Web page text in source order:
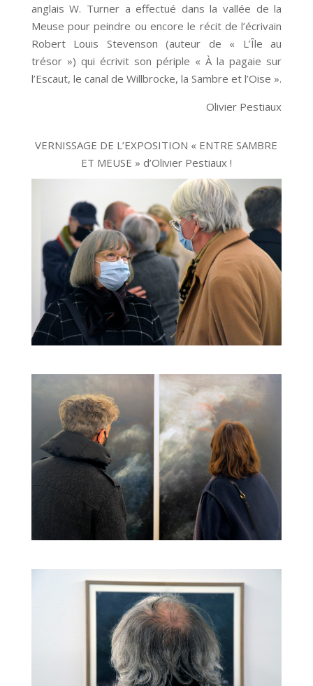
anglais W. Turner a effectué dans la vallée de la
Meuse pour peindre ou encore le récit de l’écrivain
Robert Louis Stevenson (auteur de « L’Île au
trésor ») qui écrivit son périple « À la pagaie sur
l’Escaut, le canal de Willbrocke, la Sambre et l’Oise ».
Olivier Pestiaux
VERNISSAGE DE L’EXPOSITION « ENTRE SAMBRE
ET MEUSE » d’Olivier Pestiaux !